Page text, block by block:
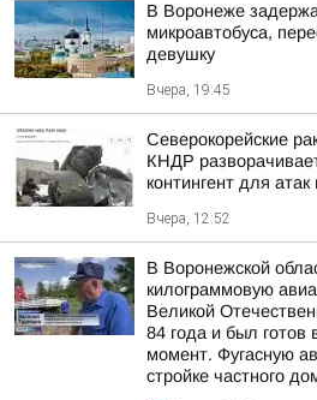
В Воронеже
микроавтобуса,
девушку
Вчера, 19:45
Северокорейские
КНДР
контингент для
Вчера, 12:52
В Воронежской
килограммовую
Великой
84 года и был готов
момент. Фугасную
стройке частного